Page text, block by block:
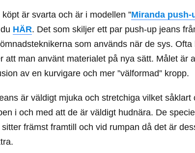
är svarta och är i modellen ”Miranda push-
HÄR. Det som skiljer ett par push-up jeans
som används när de sys.
att man använt materialet på nya sätt. Målet är
av en kurvigare och mer ”välformad” kropp.
är väldigt mjuka och stretchiga vilket såklart
i och med att de är väldigt hudnära. De
främst framtill och vid rumpan då det är